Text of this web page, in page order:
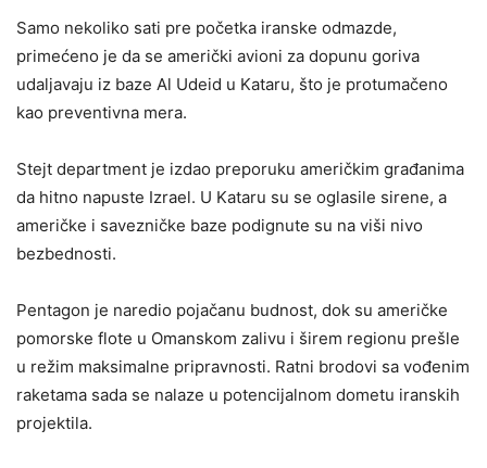
Samo nekoliko sati pre početka iranske odmazde,
primećeno je da se američki avioni za dopunu goriva
udaljavaju iz baze Al Udeid u Kataru, što je protumačeno
kao preventivna mera.
Stejt department je izdao preporuku američkim građanima
da hitno napuste Izrael. U Kataru su se oglasile sirene, a
američke i savezničke baze podignute su na viši nivo
bezbednosti.
Pentagon je naredio pojačanu budnost, dok su američke
pomorske flote u Omanskom zalivu i širem regionu prešle
u režim maksimalne pripravnosti. Ratni brodovi sa vođenim
raketama sada se nalaze u potencijalnom dometu iranskih
projektila.